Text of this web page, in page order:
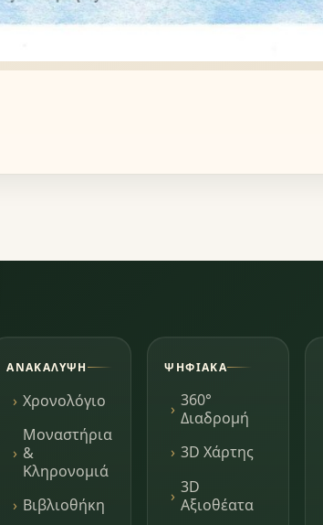
ΑΝΑΚΆΛΥΨΗ
Χρονολόγιο
Μοναστήρια
&
Κληρονομιά
Βιβλιοθήκη
ΨΗΦΙΑΚΆ
360°
Διαδρομή
3D Χάρτης
3D
Αξιοθέατα